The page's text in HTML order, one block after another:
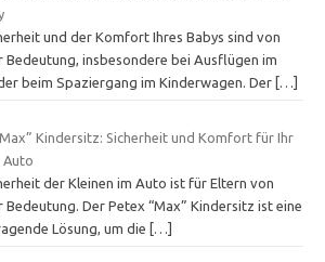
und der Komfort Ihres Babys sind von
insbesondere bei Ausflügen im
beim Spaziergang im Kinderwagen. Der […]
Kindersitz: Sicherheit und Komfort für Ihr
Auto
der Kleinen im Auto ist für Eltern von
Der Petex “Max” Kindersitz ist eine
Lösung, um die
[…]